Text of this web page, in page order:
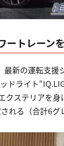
ートレーン
新の運転支援
ドライト
クステリアを身
れる（合計6グ